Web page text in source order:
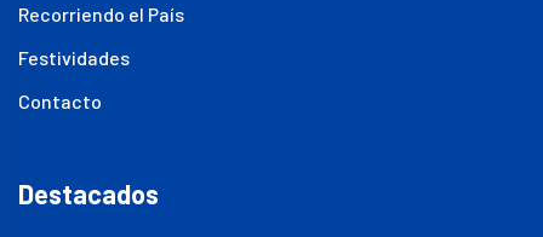
Recorriendo el País
Festividades
Contacto
Destacados